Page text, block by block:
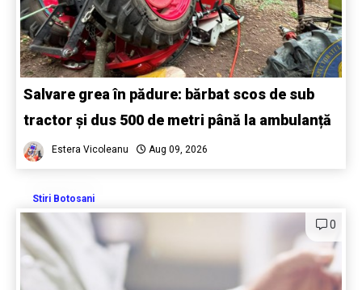
Salvare grea în pădure: bărbat scos de sub
tractor și dus 500 de metri până la ambulanță
Estera Vicoleanu Aug 09, 2026
Stiri Botosani
0